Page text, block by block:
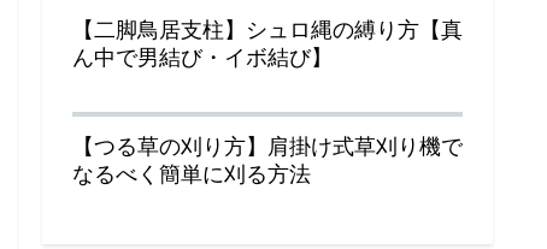
【二脚鳥居支柱】シュロ縄の縛り方【真
ん中で男結び・イボ結び】
【つる草の刈り方】肩掛け式草刈り機で
なるべく簡単に刈る方法